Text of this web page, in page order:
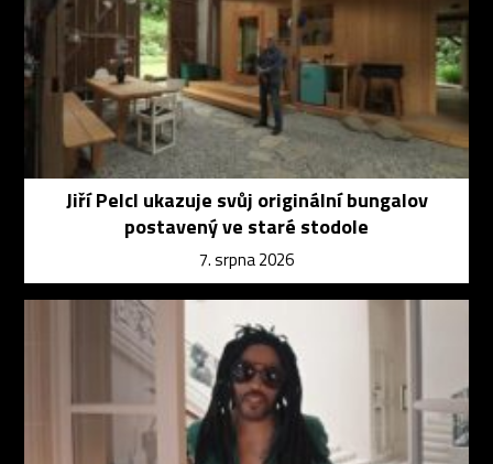
Jiří Pelcl ukazuje svůj originální bungalov
postavený ve staré stodole
7. srpna 2026